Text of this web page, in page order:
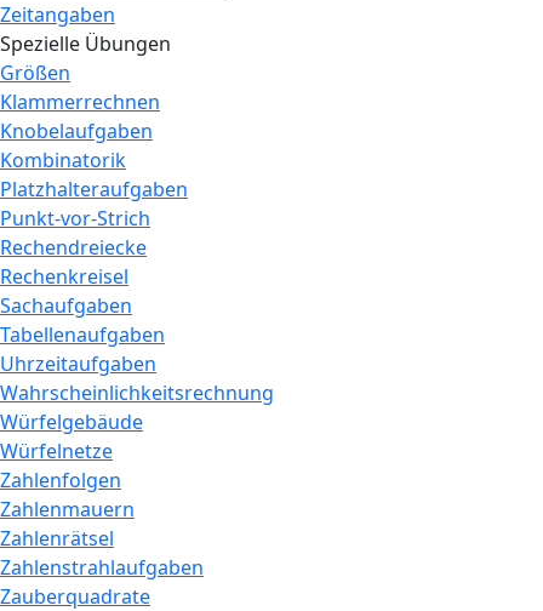
Zeitangaben
Spezielle Übungen
Größen
Klammerrechnen
Knobelaufgaben
Kombinatorik
Platzhalteraufgaben
Punkt-vor-Strich
Rechendreiecke
Rechenkreisel
Sachaufgaben
Tabellenaufgaben
Uhrzeitaufgaben
Wahrscheinlichkeitsrechnung
Würfelgebäude
Würfelnetze
Zahlenfolgen
Zahlenmauern
Zahlenrätsel
Zahlenstrahlaufgaben
Zauberquadrate